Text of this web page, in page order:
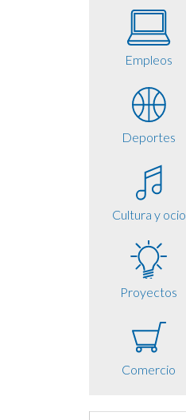
Empleos
Deportes
Cultura y ocio
Proyectos
Comercio